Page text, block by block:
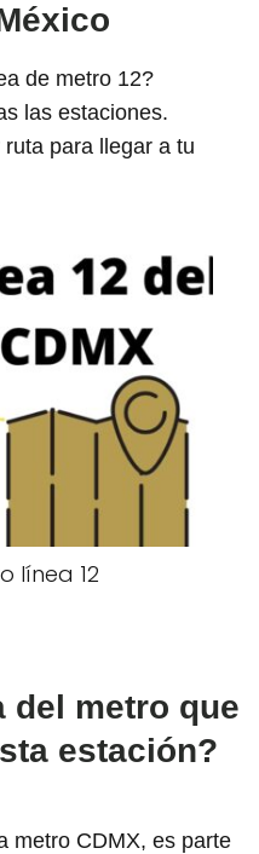
de metro 12?
las estaciones.
para llegar a tu
línea 12
del metro que
estación?
metro CDMX, es parte